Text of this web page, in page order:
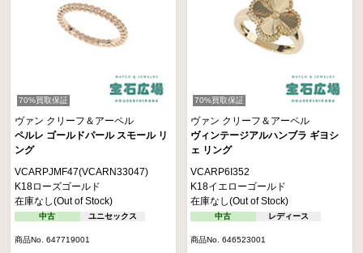
70%買取保証
ヴァン クリーフ＆アーペル
ペルレ ゴールドパール スモール リ
ング
VCARPJMF47(VCARN33047)
K18ローズゴールド
在庫なし(Out of Stock)
中古 ユニセックス
商品No. 647719001
70%買取保証
ヴァン クリーフ＆アーペル
ヴィンテージアルハンブラ ギヨシ
ェ リング
VCARP6I352
K18イエローゴールド
在庫なし(Out of Stock)
中古 レディース
商品No. 646523001